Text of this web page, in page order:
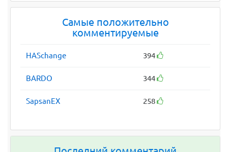
Самые положительно
комментируемые
HASchange 394
BARDO 344
SapsanEX 258